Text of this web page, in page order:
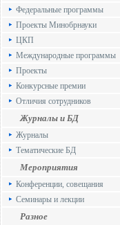
Федеральные программы
Проекты Минобрнауки
ЦКП
Международные программы
Проекты
Конкурсные премии
Отличия сотрудников
Журналы и БД
Журналы
Тематические БД
Мероприятия
Конференции, совещания
Семинары и лекции
Разное